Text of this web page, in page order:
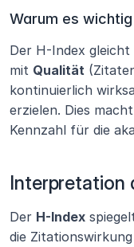
Warum es
Der H-Index gleicht
mit Qualität
kontinuierlich
erzielen. Dies
Kennzahl für die
Interpretation
Der H-Index
die